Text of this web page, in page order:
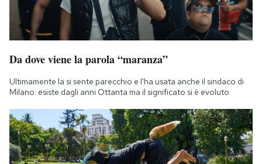
Da dove viene la parola “maranza”
Ultimamente la si sente parecchio e l'ha usata anche il sindaco di
Milano: esiste dagli anni Ottanta ma il significato si è evoluto